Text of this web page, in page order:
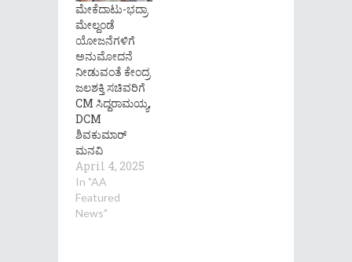
ಮೇಕೆದಾಟು-ಭದ್ರಾ
ಮೇಲ್ದಂಡೆ
ಯೋಜನೆಗಳಿಗೆ
ಅನುಮೋದನೆ
ನೀಡುವಂತೆ ಕೇಂದ್ರ
ಜಲಶಕ್ತಿ ಸಚಿವರಿಗೆ
CM ಸಿದ್ದರಾಮಯ್ಯ,
DCM
ಶಿವಕುಮಾರ್
ಮನವಿ
April 4, 2025
In "AA
Featured
News"